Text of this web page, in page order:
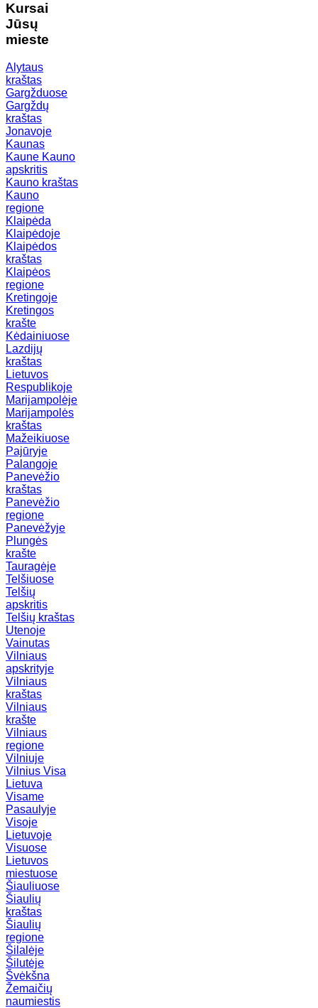
Kursai
Jūsų
mieste
Alytaus
kraštas
Gargžduose
Gargždų
kraštas
Jonavoje
Kaunas
Kaune Kauno
apskritis
Kauno kraštas
Kauno
regione
Klaipėda
Klaipėdoje
Klaipėdos
kraštas
Klaipėos
regione
Kretingoje
Kretingos
krašte
Kėdainiuose
Lazdijų
kraštas
Lietuvos
Respublikoje
Marijampolėje
Marijampolės
kraštas
Mažeikiuose
Pajūryje
Palangoje
Panevėžio
kraštas
Panevėžio
regione
Panevėžyje
Plungės
krašte
Tauragėje
Telšiuose
Telšių
apskritis
Telšių kraštas
Utenoje
Vainutas
Vilniaus
apskrityje
Vilniaus
kraštas
Vilniaus
krašte
Vilniaus
regione
Vilniuje
Vilnius Visa
Lietuva
Visame
Pasaulyje
Visoje
Lietuvoje
Visuose
Lietuvos
miestuose
Šiauliuose
Šiaulių
kraštas
Šiaulių
regione
Šilalėje
Šilutėje
Švėkšna
Žemaičių
naumiestis